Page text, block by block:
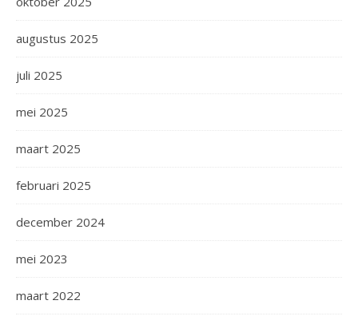
augustus 2025
juli 2025
mei 2025
maart 2025
februari 2025
december 2024
mei 2023
maart 2022